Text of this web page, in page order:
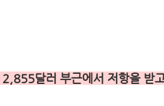
달러 부근에서 저항을 받